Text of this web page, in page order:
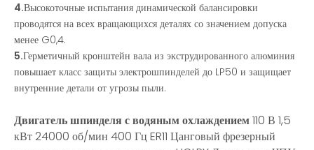
4.Высокоточные испытания динамической балансировки
проводятся на всех вращающихся деталях со значением допуска
менее G0,4.
5.Герметичный кронштейн вала из экструдированного алюминия
повышает класс защиты электрошпинделей до LP50 и защищает
внутренние детали от угрозы пыли.
Двигатель шпинделя с водяным охлаждением110 В 1,5
кВт 24000 об/мин 400 Гц ER11 Цанговый фрезерный